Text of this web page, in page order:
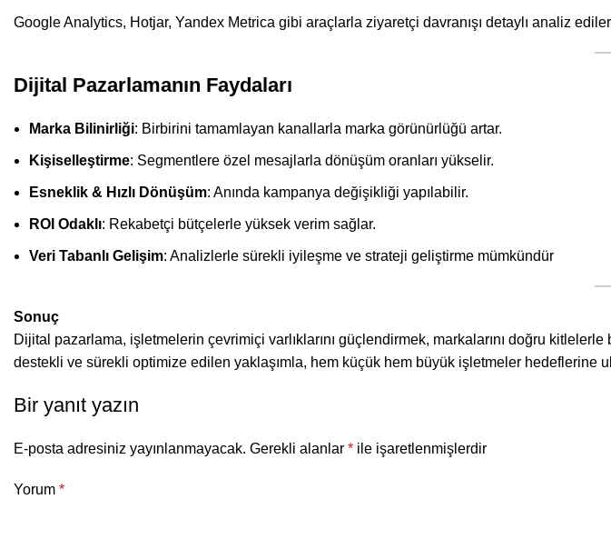
Google Analytics, Hotjar, Yandex Metrica gibi araçlarla ziyaretçi davranışı detaylı analiz
Dijital Pazarlamanın Faydaları
Marka Bilinirliği: Birbirini tamamlayan kanallarla marka görünürlüğü artar.
Kişiselleştirme: Segmentlere özel mesajlarla dönüşüm oranları yükselir.
Esneklik & Hızlı Dönüşüm: Anında kampanya değişikliği yapılabilir.
ROI Odaklı: Rekabetçi bütçelerle yüksek verim sağlar.
Veri Tabanlı Gelişim: Analizlerle sürekli iyileşme ve strateji geliştirme mümkündür
Sonuç
Dijital pazarlama, işletmelerin çevrimiçi varlıklarını güçlendirmek, markalarını doğru
destekli ve sürekli optimize edilen yaklaşımla, hem küçük hem büyük işletmeler hedeflerine
Bir yanıt yazın
E-posta adresiniz yayınlanmayacak. Gerekli alanlar * ile işaretlenmişlerdir
Yorum *